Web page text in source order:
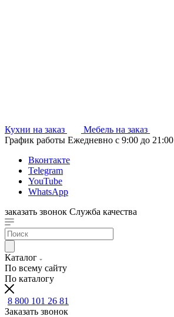
Кухни на заказ
Мебель на заказ
График работы Ежедневно с 9:00 до 21:00
Вконтакте
Telegram
YouTube
WhatsApp
заказать звонок Служба качества
Каталог
По всему сайту
По каталогу
8 800 101 26 81
Заказать звонок